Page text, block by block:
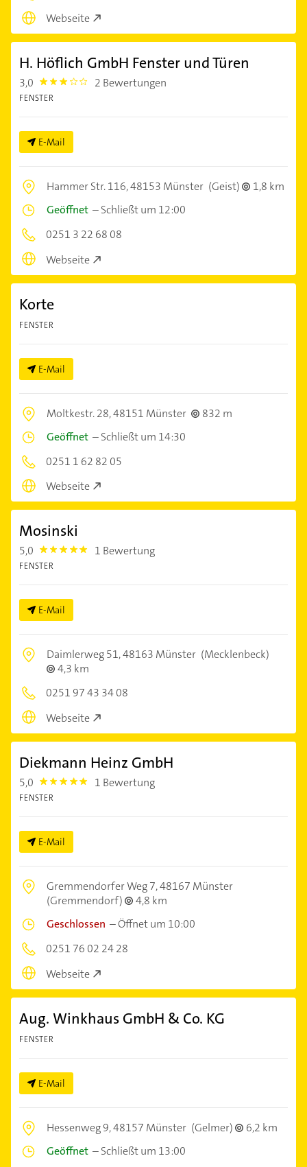
Webseite
H. Höflich GmbH Fenster und Türen
3,0 3.0 2 Bewertungen
FENSTER
E-Mail
Hammer Str. 116,48153 Münster (Geist)
1,8 km
Geöffnet –Schließt um 12:00
0251 3 22 68 08
Webseite
Korte
FENSTER
E-Mail
Moltkestr. 28,48151 Münster
832 m
Geöffnet –Schließt um 14:30
0251 1 62 82 05
Webseite
Mosinski
5,0 5.0 1 Bewertung
FENSTER
E-Mail
Daimlerweg 51,48163 Münster (Mecklenbeck)
4,3 km
0251 97 43 34 08
Webseite
Diekmann Heinz GmbH
5,0 5.0 1 Bewertung
FENSTER
E-Mail
Gremmendorfer Weg 7,48167 Münster
(Gremmendorf)
4,8 km
Geschlossen –Öffnet um 10:00
0251 76 02 24 28
Webseite
Aug. Winkhaus GmbH & Co. KG
FENSTER
E-Mail
Hessenweg 9,48157 Münster (Gelmer)
6,2 km
Geöffnet –Schließt um 13:00